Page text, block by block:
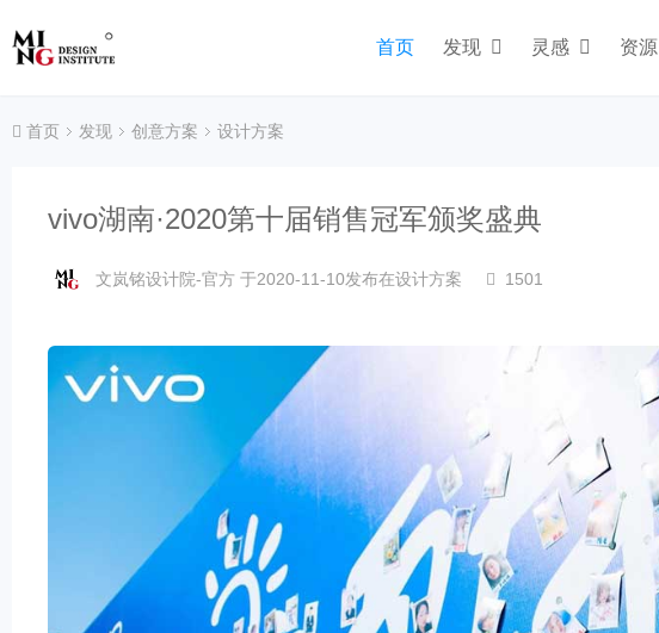
首页 发现 灵感 资源
首页 发现 创意方案 设计方案
vivo湖南·2020第十届销售冠军颁奖盛典
文岚铭设计院-官方 于2020-11-10发布在设计方案 1501